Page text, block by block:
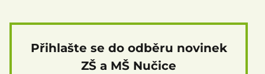
Přihlašte se do odběru novinek
ZŠ a MŠ Nučice